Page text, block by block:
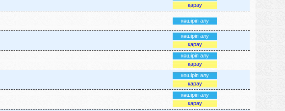
қарау
көшіріп алу
көшіріп алу
қарау
көшіріп алу
қарау
көшіріп алу
қарау
көшіріп алу
қарау